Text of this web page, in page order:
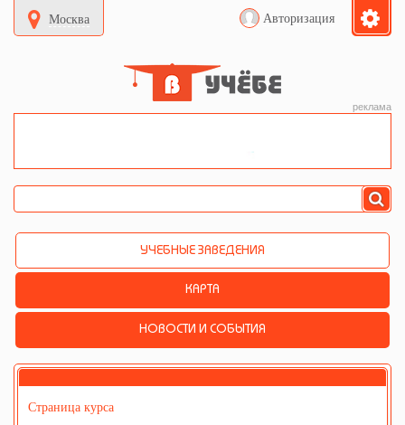
Москва Авторизация
реклама
УЧЕБНЫЕ ЗАВЕДЕНИЯ
КАРТА
НОВОСТИ И СОБЫТИЯ
Страница курса